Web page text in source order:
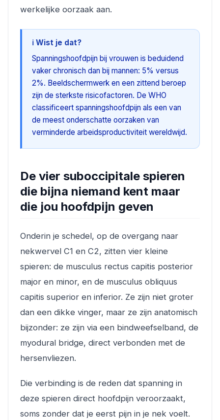
werkelijke oorzaak aan.
ℹ️ Wist je dat?
Spanningshoofdpijn bij vrouwen is beduidend
vaker chronisch dan bij mannen: 5% versus
2%. Beeldschermwerk en een zittend beroep
zijn de sterkste risicofactoren. De WHO
classificeert spanningshoofdpijn als een van
de meest onderschatte oorzaken van
verminderde arbeidsproductiviteit wereldwijd.
De vier suboccipitale spieren
die bijna niemand kent maar
die jou hoofdpijn geven
Onderin je schedel, op de overgang naar
nekwervel C1 en C2, zitten vier kleine
spieren: de musculus rectus capitis posterior
major en minor, en de musculus obliquus
capitis superior en inferior. Ze zijn niet groter
dan een dikke vinger, maar ze zijn anatomisch
bijzonder: ze zijn via een bindweefselband, de
myodural bridge, direct verbonden met de
hersenvliezen.
Die verbinding is de reden dat spanning in
deze spieren direct hoofdpijn veroorzaakt,
soms zonder dat je eerst pijn in je nek voelt.